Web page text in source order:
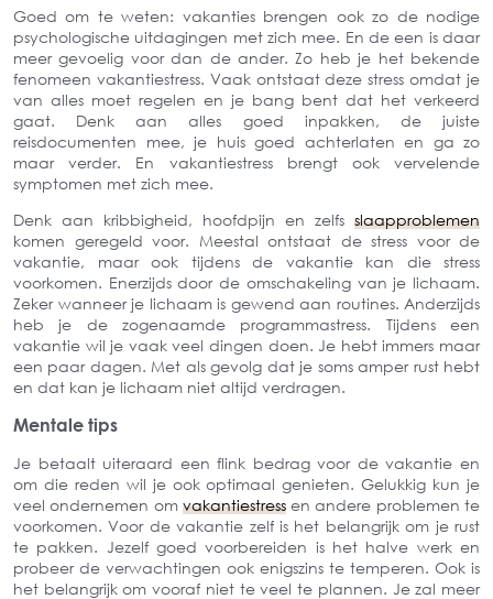
Goed om te weten: vakanties brengen ook zo de nodige
psychologische uitdagingen met zich mee. En de een is daar
meer gevoelig voor dan de ander. Zo heb je het bekende
fenomeen vakantiestress. Vaak ontstaat deze stress omdat je
van alles moet regelen en je bang bent dat het verkeerd
gaat. Denk aan alles goed inpakken, de juiste
reisdocumenten mee, je huis goed achterlaten en ga zo
maar verder. En vakantiestress brengt ook vervelende
symptomen met zich mee.
Denk aan kribbigheid, hoofdpijn en zelfs slaapproblemen
komen geregeld voor. Meestal ontstaat de stress voor de
vakantie, maar ook tijdens de vakantie kan die stress
voorkomen. Enerzijds door de omschakeling van je lichaam.
Zeker wanneer je lichaam is gewend aan routines. Anderzijds
heb je de zogenaamde programmastress. Tijdens een
vakantie wil je vaak veel dingen doen. Je hebt immers maar
een paar dagen. Met als gevolg dat je soms amper rust hebt
en dat kan je lichaam niet altijd verdragen.
Mentale tips
Je betaalt uiteraard een flink bedrag voor de vakantie en
om die reden wil je ook optimaal genieten. Gelukkig kun je
veel ondernemen om vakantiestressen andere problemen te
voorkomen. Voor de vakantie zelf is het belangrijk om je rust
te pakken. Jezelf goed voorbereiden is het halve werk en
probeer de verwachtingen ook enigszins te temperen. Ook is
het belangrijk om vooraf niet te veel te plannen. Je zal meer